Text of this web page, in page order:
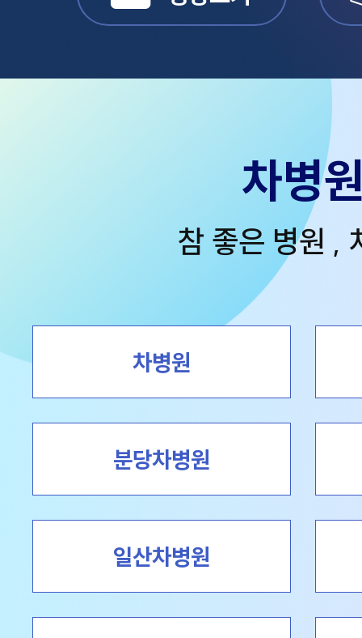
차병
참 좋은 병원 ,
차병원
분당차병원
일산차병원